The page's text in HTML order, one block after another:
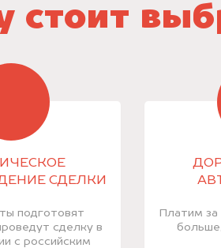
стоит
СДЕЛКИ
подготовят
сделку в
с российским
Платим за